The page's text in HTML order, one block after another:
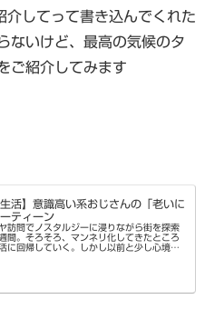
介してって書き込んでくれた
ないけど、最高の気候のタ
ご紹介してみます
生活】意識高い系おじさんの「老いに
ティーン
訪問でノスタルジーに浸りながら街を探索
間。そろそろ、マンネリ化してきたところ
に回帰していく。しかし以前と少し心境の